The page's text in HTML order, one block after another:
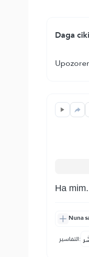
Daga
Ha
Nuna
التفاسير: